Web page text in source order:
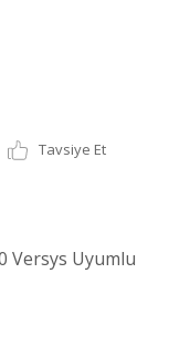
Tavsiye Et
Versys Uyumlu